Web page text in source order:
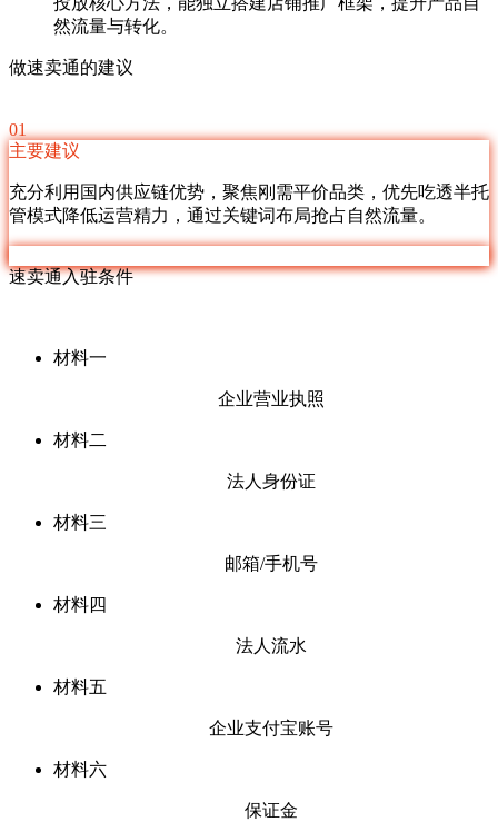
然流量与转化。
做速卖通的建议
01
主要建议
充分利用国内供应链优势，聚焦刚需平价品类，优先吃透半托
管模式降低运营精力，通过关键词布局抢占自然流量。
速卖通入驻条件
材料一
企业营业执照
材料二
法人身份证
材料三
邮箱/手机号
材料四
法人流水
材料五
企业支付宝账号
材料六
保证金